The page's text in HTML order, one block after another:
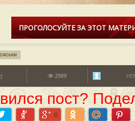
ПРОГОЛОСУЙТЕ ЗА ЭТОТ
сиськи
2989
пост?
0